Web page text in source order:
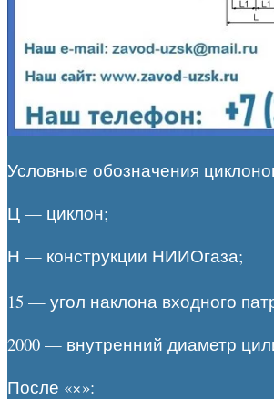
Условные обозначения
Ц — циклон;
Н — конструкции НИИОгаза;
15 — угол наклона входного
2000 — внутренний диаметр
После «×»: